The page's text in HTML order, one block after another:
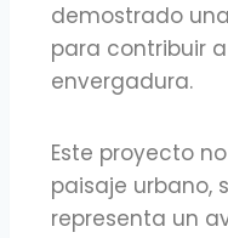
demostrado
para contribuir
envergadura.
Este proyecto
paisaje urbano,
representa un